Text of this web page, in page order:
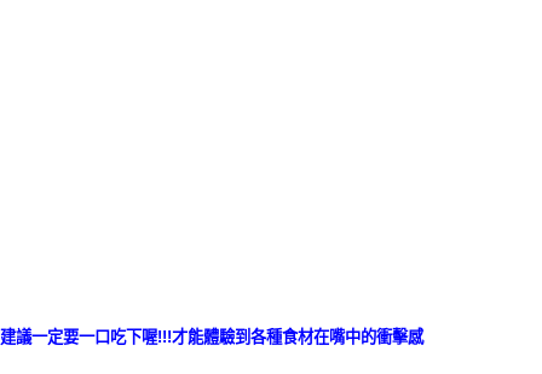
建議一定要一口吃下喔!!!才能體驗到各種食材在嘴中的衝擊感